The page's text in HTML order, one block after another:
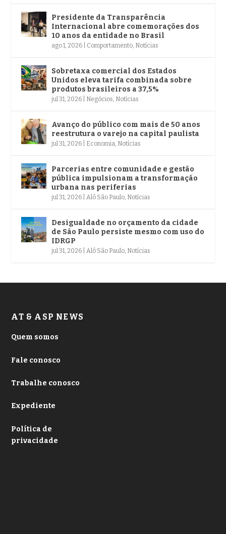
Presidente da Transparência
Internacional abre comemorações dos
10 anos da entidade no Brasil
ago 1, 2026 Comportamento, Notícias
Sobretaxa comercial dos Estados
Unidos eleva tarifa combinada sobre
produtos brasileiros a 37,5%
jul 31, 2026 Negócios, Notícias
Avanço do público com mais de 50 anos
reestrutura o varejo na capital paulista
jul 31, 2026 Economia, Notícias
Parcerias entre comunidade e gestão
pública impulsionam a transformação
urbana nas periferias
jul 31, 2026 |Alô São Paulo, Notícias
Desigualdade no orçamento da cidade
de São Paulo persiste mesmo com uso do
IDRGP
jul 31, 2026 |Alô São Paulo, Notícias
AT & ASP NEWS
Quem somos
Fale conosco
Trabalhe conosco
Expediente
Política de
privacidade